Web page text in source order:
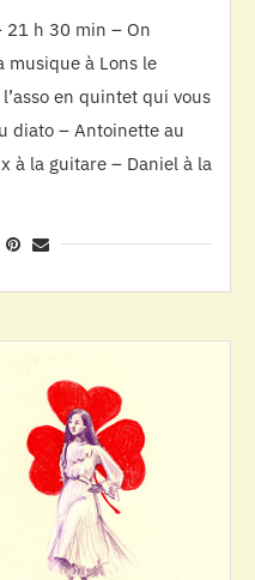
h 30 min – On
musique à Lons le
en quintet qui vous
diato – Antoinette au
à la guitare – Daniel à la